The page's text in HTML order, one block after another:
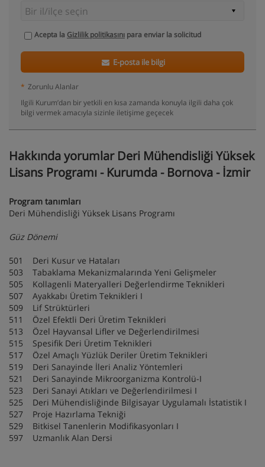
Acepta la Gizlilik politikasını para enviar la solicitud
E-posta ile bilgi
* Zorunlu Alanlar
Ilgili Kurum’dan bir yetkili en kısa zamanda konuyla ilgili daha çok
bilgi vermek amacıyla sizinle iletişime geçecek
Hakkında yorumlar Deri Mühendisliği Yüksek
Lisans Programı - Kurumda - Bornova - İzmir
Program tanımları
Deri Mühendisliği Yüksek Lisans Programı
Güz Dönemi
501 Deri Kusur ve Hataları
503 Tabaklama Mekanizmalarında Yeni Gelişmeler
505 Kollagenli Materyalleri Değerlendirme Teknikleri
507 Ayakkabı Üretim Teknikleri I
509 Lif Strüktürleri
511 Özel Efektli Deri Üretim Teknikleri
513 Özel Hayvansal Lifler ve Değerlendirilmesi
515 Spesifik Deri Üretim Teknikleri
517 Özel Amaçlı Yüzlük Deriler Üretim Teknikleri
519 Deri Sanayinde İleri Analiz Yöntemleri
521 Deri Sanayinde Mikroorganizma Kontrolü-I
523 Deri Sanayi Atıkları ve Değerlendirilmesi I
525 Deri Mühendisliğinde Bilgisayar Uygulamalı İstatistik I
527 Proje Hazırlama Tekniği
529 Bitkisel Tanenlerin Modifikasyonları I
597 Uzmanlık Alan Dersi